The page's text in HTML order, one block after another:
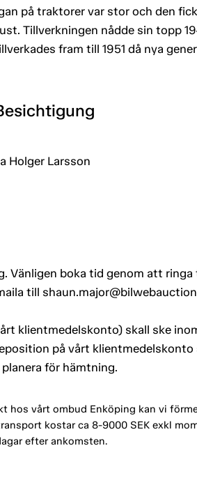
på traktorer var stor och den
Tillverkningen nådde sin topp
fram till 1951 då nya
Holger Larsson
Vänligen boka tid genom att ringa
till
klientmedelskonto) skall ske
på vårt klientmedelskonto
för hämtning.
hos vårt ombud Enköping kan vi
kostar ca 8-9000 SEK exkl
efter ankomsten.